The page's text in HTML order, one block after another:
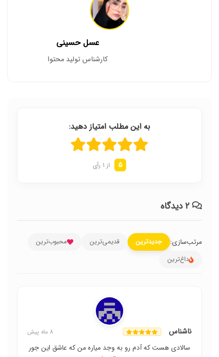
عسل حسینی
کارشناس تولید محتوا
به این مطلب امتیاز دهید:
5 از 1 رأی
مرتب‌سازی: جدیدترین قدیمی‌ترین
محبوب‌ترین
داغ‌ترین
ناشناس 8 ماه پیش
سالادی هست که آدم رو به وجد میاره من که عاشق این جور